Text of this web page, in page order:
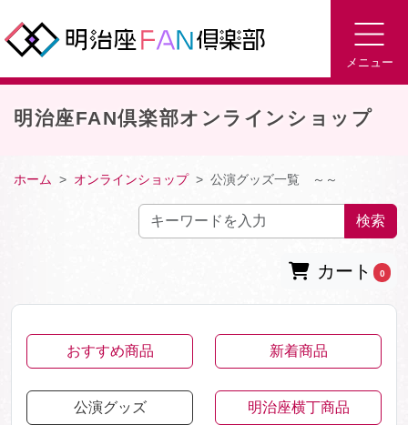
メニュー
明治座FAN倶楽部オンラインショップ
ホーム オンラインショップ 公演グッズ一覧 ～～
検索
カート 0
おすすめ商品 新着商品
公演グッズ 明治座横丁商品